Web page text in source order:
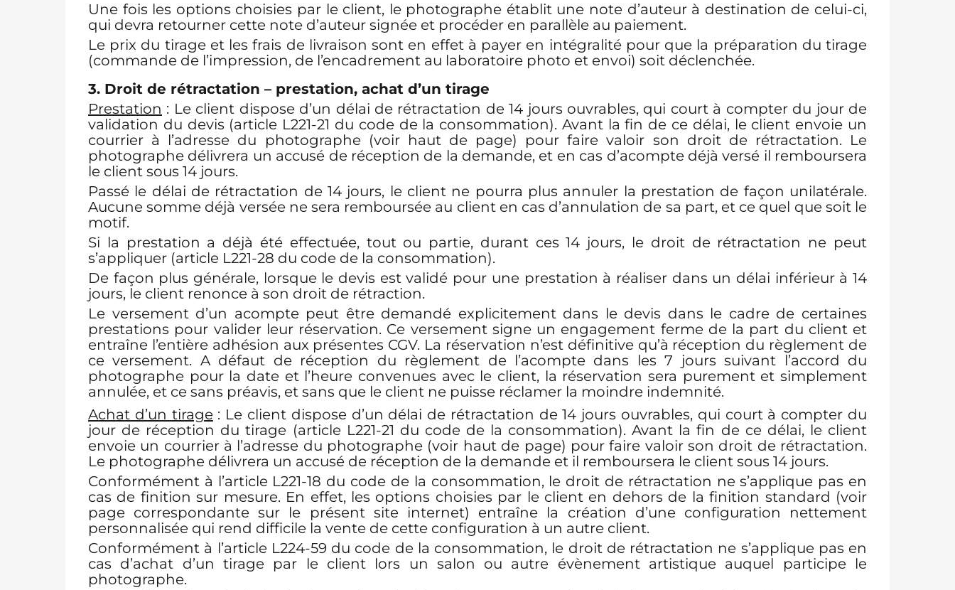
Une fois les options choisies par le client, le photographe établit une note d’auteur à destination de celui-ci,
qui devra retourner cette note d’auteur signée et procéder en parallèle au paiement.
Le prix du tirage et les frais de livraison sont en effet à payer en intégralité pour que la préparation du tirage
(commande de l’impression, de l’encadrement au laboratoire photo et envoi) soit déclenchée.
3. Droit de rétractation – prestation, achat d’un tirage
Prestation : Le client dispose d’un délai de rétractation de 14 jours ouvrables, qui court à compter du jour de
validation du devis (article L221-21 du code de la consommation). Avant la fin de ce délai, le client envoie un
courrier à l’adresse du photographe (voir haut de page) pour faire valoir son droit de rétractation. Le
photographe délivrera un accusé de réception de la demande, et en cas d’acompte déjà versé il remboursera
le client sous 14 jours.
Passé le délai de rétractation de 14 jours, le client ne pourra plus annuler la prestation de façon unilatérale.
Aucune somme déjà versée ne sera remboursée au client en cas d’annulation de sa part, et ce quel que soit le
motif.
Si la prestation a déjà été effectuée, tout ou partie, durant ces 14 jours, le droit de rétractation ne peut
s’appliquer (article L221-28 du code de la consommation).
De façon plus générale, lorsque le devis est validé pour une prestation à réaliser dans un délai inférieur à 14
jours, le client renonce à son droit de rétraction.
Le versement d’un acompte peut être demandé explicitement dans le devis dans le cadre de certaines
prestations pour valider leur réservation. Ce versement signe un engagement ferme de la part du client et
entraîne l’entière adhésion aux présentes CGV. La réservation n’est définitive qu’à réception du règlement de
ce versement. A défaut de réception du règlement de l’acompte dans les 7 jours suivant l’accord du
photographe pour la date et l’heure convenues avec le client, la réservation sera purement et simplement
annulée, et ce sans préavis, et sans que le client ne puisse réclamer la moindre indemnité.
Achat d’un tirage: Le client dispose d’un délai de rétractation de 14 jours ouvrables, qui court à compter du
jour de réception du tirage (article L221-21 du code de la consommation). Avant la fin de ce délai, le client
envoie un courrier à l’adresse du photographe (voir haut de page) pour faire valoir son droit de rétractation.
Le photographe délivrera un accusé de réception de la demande et il remboursera le client sous 14 jours.
Conformément à l’article L221-18 du code de la consommation, le droit de rétractation ne s’applique pas en
cas de finition sur mesure. En effet, les options choisies par le client en dehors de la finition standard (voir
page correspondante sur le présent site internet) entraîne la création d’une configuration nettement
personnalisée qui rend difficile la vente de cette configuration à un autre client.
Conformément à l’article L224-59 du code de la consommation, le droit de rétractation ne s’applique pas en
cas d’achat d’un tirage par le client lors un salon ou autre évènement artistique auquel participe le
photographe.